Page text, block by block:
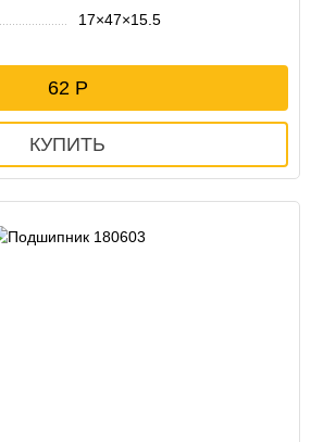
17×47×15.5
62